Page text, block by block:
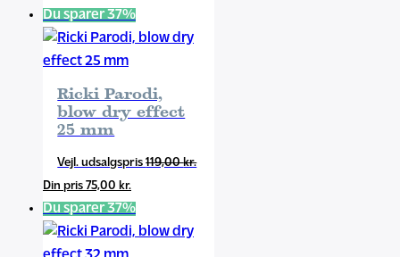
aktuelle
pris
75,00 kr..
Du sparer 37%
Ricki Parodi,
blow dry effect
25 mm
119,00kr.Den
75,00 kr.Den
aktuelle
pris
Du sparer 37%